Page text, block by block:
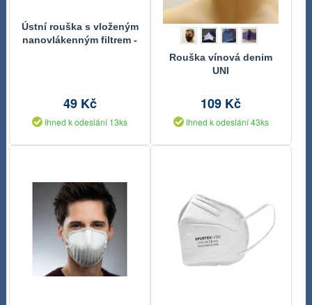
Ústní rouška s vloženým
nanovlákenným filtrem -
49 Kč
Ihned k odeslání 13ks
Rouška vínová denim
UNI
109 Kč
Ihned k odeslání 43ks